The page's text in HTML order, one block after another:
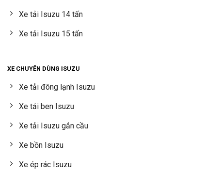
Xe tải Isuzu 14 tấn
Xe tải Isuzu 15 tấn
XE CHUYÊN DÙNG ISUZU
Xe tải đông lạnh Isuzu
Xe tải ben Isuzu
Xe tải Isuzu gắn cầu
Xe bồn Isuzu
Xe ép rác Isuzu